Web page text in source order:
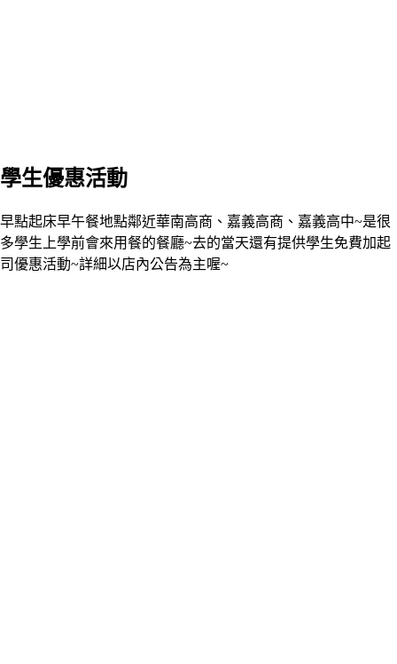
學生優惠活動
早點起床早午餐地點鄰近華南高商、嘉義高商、嘉義高中~是很
多學生上學前會來用餐的餐廳~去的當天還有提供學生免費加起
司優惠活動~詳細以店內公告為主喔~